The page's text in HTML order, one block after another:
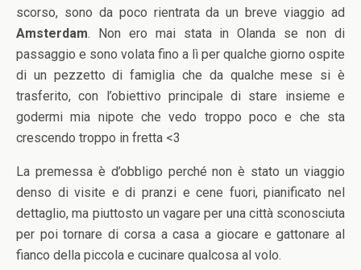
scorso, sono da poco rientrata da un breve viaggio ad
Amsterdam. Non ero mai stata in Olanda se non di
passaggio e sono volata fino a lì per qualche giorno ospite
di un pezzetto di famiglia che da qualche mese si è
trasferito, con l’obiettivo principale di stare insieme e
godermi mia nipote che vedo troppo poco e che sta
crescendo troppo in fretta <3
La premessa è d’obbligo perché non è stato un viaggio
denso di visite e di pranzi e cene fuori, pianificato nel
dettaglio, ma piuttosto un vagare per una città sconosciuta
per poi tornare di corsa a casa a giocare e gattonare al
fianco della piccola e cucinare qualcosa al volo.